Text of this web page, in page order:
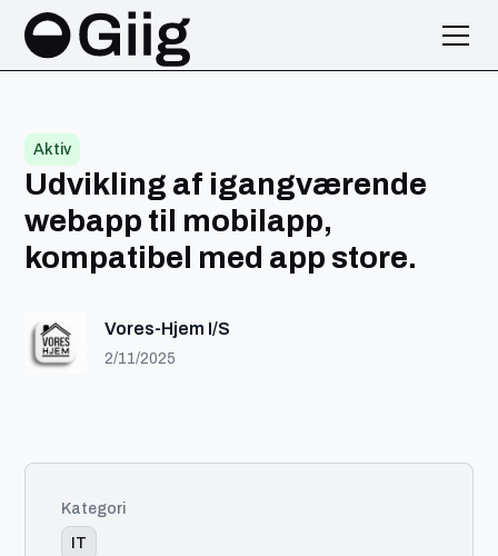
Aktiv
Udvikling af igangværende
webapp til mobilapp,
kompatibel med app store.
Vores-Hjem I/S
2/11/2025
Kategori
IT